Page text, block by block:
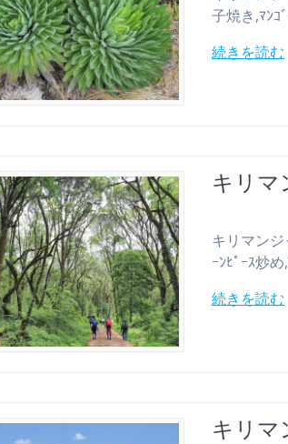
子焼き,ﾏﾝｺ
続きを読む
キリマ
キリマン
ｰﾝﾋﾟｰｽ炒
続きを読む
キリマ